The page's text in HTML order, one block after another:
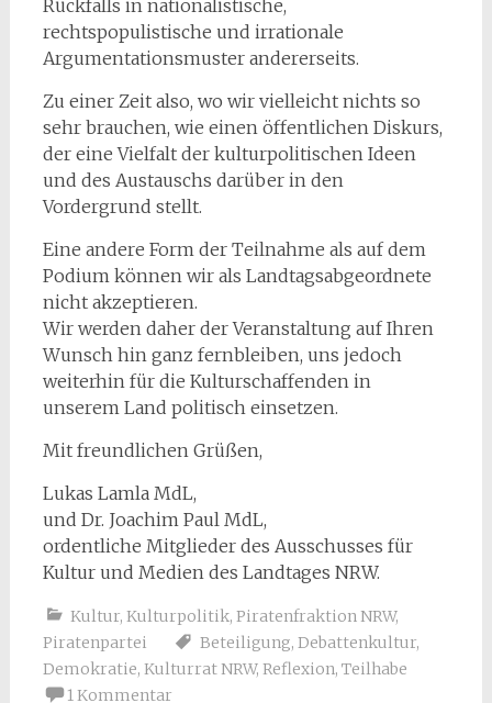
Rückfalls in nationalistische,
rechtspopulistische und irrationale
Argumentationsmuster andererseits.
Zu einer Zeit also, wo wir vielleicht nichts so
sehr brauchen, wie einen öffentlichen Diskurs,
der eine Vielfalt der kulturpolitischen Ideen
und des Austauschs darüber in den
Vordergrund stellt.
Eine andere Form der Teilnahme als auf dem
Podium können wir als Landtagsabgeordnete
nicht akzeptieren.
Wir werden daher der Veranstaltung auf Ihren
Wunsch hin ganz fernbleiben, uns jedoch
weiterhin für die Kulturschaffenden in
unserem Land politisch einsetzen.
Mit freundlichen Grüßen,
Lukas Lamla MdL,
und Dr. Joachim Paul MdL,
ordentliche Mitglieder des Ausschusses für
Kultur und Medien des Landtages NRW.
Kultur, Kulturpolitik, Piratenfraktion NRW,
Piratenpartei
Beteiligung, Debattenkultur,
Demokratie, Kulturrat NRW, Reflexion, Teilhabe
1 Kommentar